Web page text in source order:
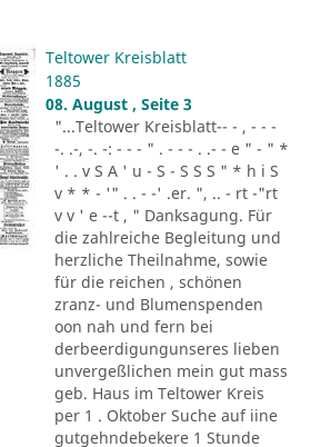
Teltower Kreisblatt
1885
08. August , Seite 3
"...Teltower Kreisblatt-- - , - - -
-. .-, -. -: - - - " . - - - . .- - e " - " *
' . . v S A ' u - S - S S S " * h i S
v * * - '" . . - -' .er. ", .. - rt -"rt
v v ' e --t , " Danksagung. Für
die zahlreiche Begleitung und
herzliche Theilnahme, sowie
für die reichen , schönen
zranz- und Blumenspenden
oon nah und fern bei
derbeerdigungunseres lieben
unvergeßlichen mein gut mass
geb. Haus im Teltower Kreis
per 1 . Oktober Suche auf iine
gutgehndebekere 1 Stunde